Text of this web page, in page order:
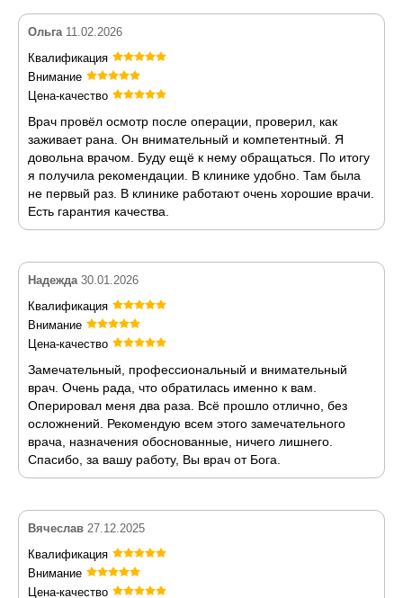
Ольга 11.02.2026
Квалификация
Внимание
Цена-качество
Врач провёл осмотр после операции, проверил, как
заживает рана. Он внимательный и компетентный. Я
довольна врачом. Буду ещё к нему обращаться. По итогу
я получила рекомендации. В клинике удобно. Там была
не первый раз. В клинике работают очень хорошие врачи.
Есть гарантия качества.
Надежда 30.01.2026
Квалификация
Внимание
Цена-качество
Замечательный, профессиональный и внимательный
врач. Очень рада, что обратилась именно к вам.
Оперировал меня два раза. Всё прошло отлично, без
осложнений. Рекомендую всем этого замечательного
врача, назначения обоснованные, ничего лишнего.
Спасибо, за вашу работу, Вы врач от Бога.
Вячеслав 27.12.2025
Квалификация
Внимание
Цена-качество